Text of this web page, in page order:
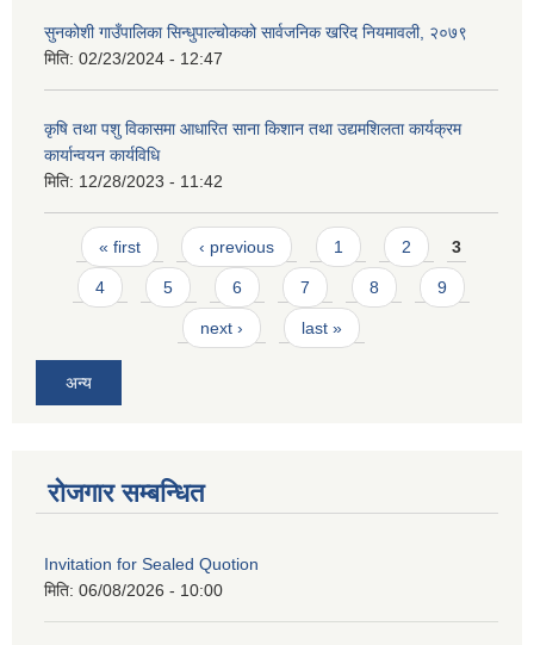
सुनकोशी गाउँपालिका सिन्धुपाल्चोकको सार्वजनिक खरिद नियमावली, २०७९
मिति: 02/23/2024 - 12:47
कृषि तथा पशु विकासमा आधारित साना किशान तथा उद्यमशिलता कार्यक्रम
कार्यान्वयन कार्यविधि
मिति: 12/28/2023 - 11:42
Pages
« first ‹ previous 1 2 3
4 5 6 7 8 9
next › last »
अन्य
रोजगार सम्बन्धित
Invitation for Sealed Quotion
मिति: 06/08/2026 - 10:00